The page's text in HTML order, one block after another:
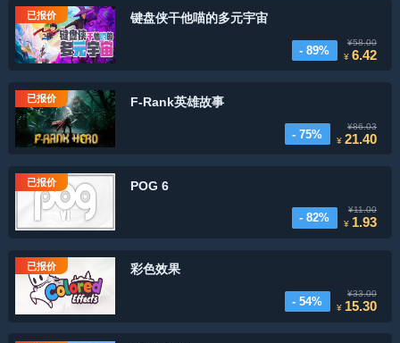
已报价 键盘侠干他喵的多元宇宙
- 89%
¥58.00
¥6.42
已报价 F-Rank英雄故事
- 75%
¥86.03
¥21.40
已报价 POG 6
- 82%
¥11.00
¥ 1.93
已报价 彩色效果
- 54%
¥33.00
¥ 15.30